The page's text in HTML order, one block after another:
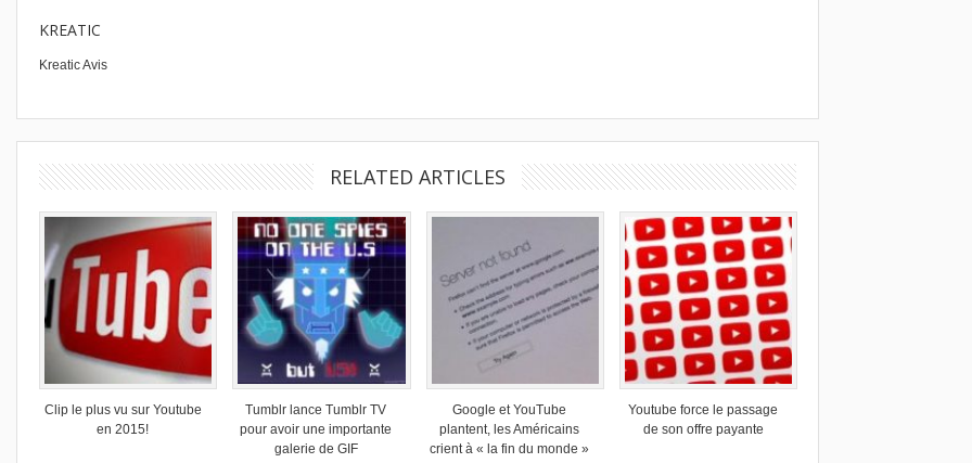
KREATIC
Kreatic Avis
RELATED ARTICLES
Clip le plus vu sur Youtube
en 2015!
Tumblr lance Tumblr TV
pour avoir une importante
galerie de GIF
Google et YouTube
plantent, les Américains
crient à « la fin du monde »
Youtube force le passage
de son offre payante